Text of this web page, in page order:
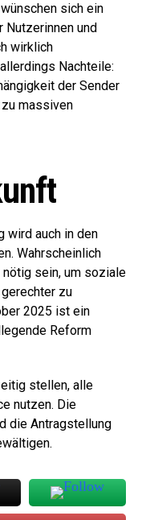
sich ein
und
wirklich
Nachteile:
der Sender
massiven
wird auch in den
Wahrscheinlich
sein, um soziale
zu
2025 ist ein
Reform
stellen, alle
nutzen. Die
die Antragstellung